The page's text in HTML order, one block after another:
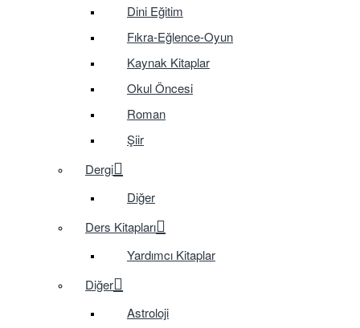
Dini Eğitim
Fıkra-Eğlence-Oyun
Kaynak Kitaplar
Okul Öncesi
Roman
Şiir
Dergi
Diğer
Ders Kitapları
Yardımcı Kitaplar
Diğer
Astroloji